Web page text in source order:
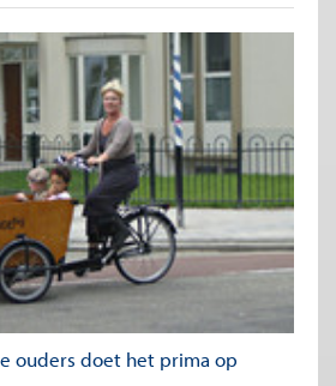
ouders doet het prima op